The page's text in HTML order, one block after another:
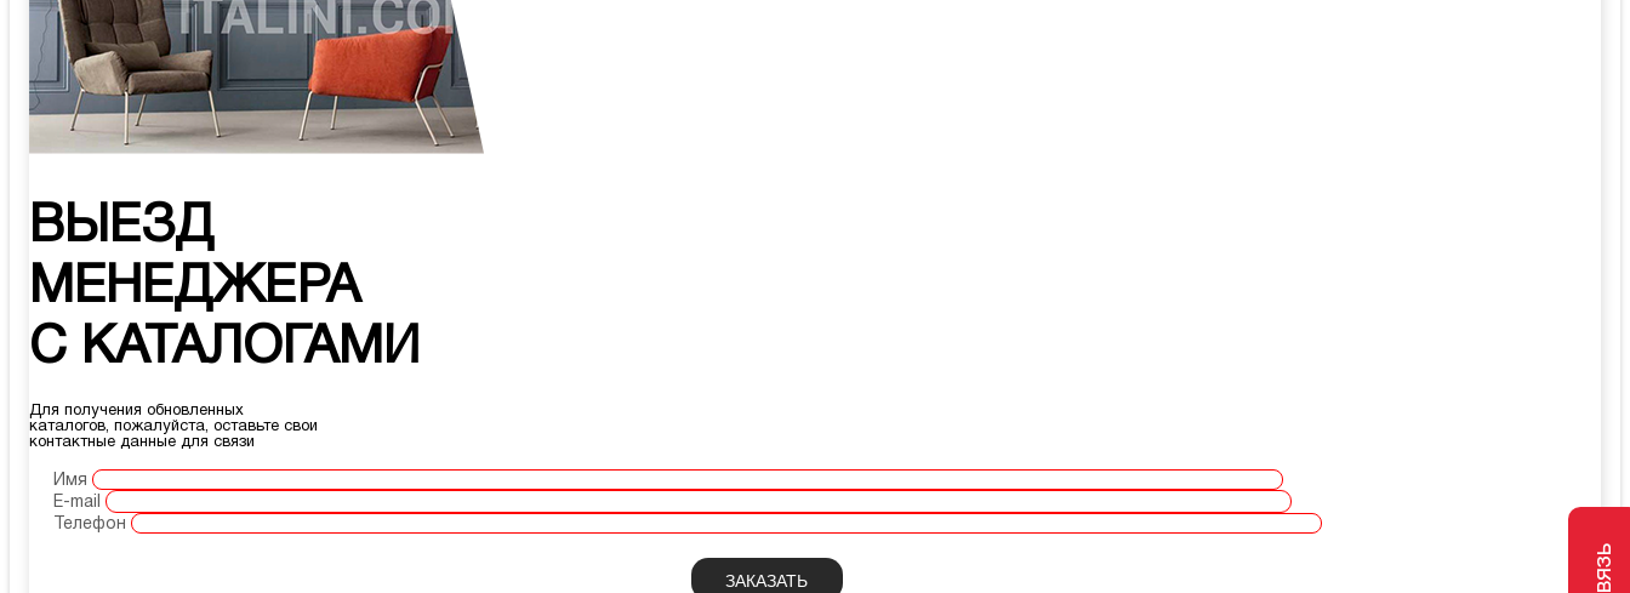
ВЫЕЗД
МЕНЕДЖЕРА
С КАТАЛОГАМИ
Для получения обновленных
каталогов, пожалуйста, оставьте свои
контактные данные для связи
Имя
E-mail
Телефон